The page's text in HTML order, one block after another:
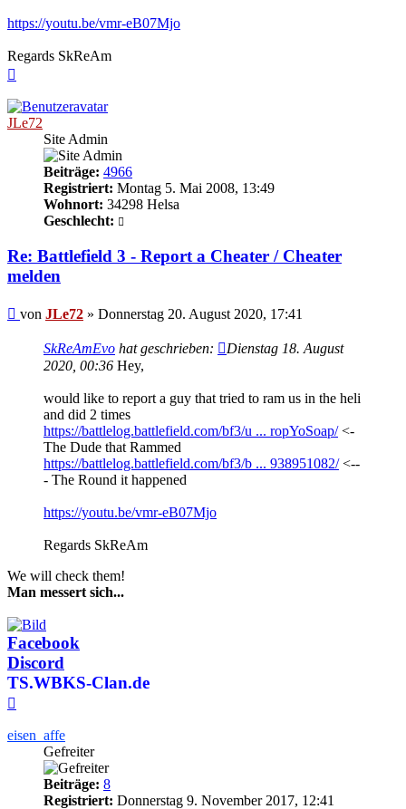
https://youtu.be/vmr-eB07Mjo
Regards SkReAm
JLe72
Site Admin
Beiträge: 4966
Registriert: Montag 5. Mai 2008, 13:49
Wohnort: 34298 Helsa
Geschlecht:
Re: Battlefield 3 - Report a Cheater / Cheater
melden
Beitrag
von JLe72 » Donnerstag 20. August 2020, 17:41
SkReAmEvo hat geschrieben:
Dienstag 18. August
2020, 00:36 Hey,
would like to report a guy that tried to ram us in the heli
and did 2 times
https://battlelog.battlefield.com/bf3/u ... ropYoSoap/<-
The Dude that Rammed
https://battlelog.battlefield.com/bf3/b ... 938951082/<--
- The Round it happened
https://youtu.be/vmr-eB07Mjo
Regards SkReAm
We will check them!
Man messert sich...
Facebook
Discord
TS.WBKS-Clan.de
eisen_affe
Gefreiter
Beiträge: 8
Registriert: Donnerstag 9. November 2017, 12:41